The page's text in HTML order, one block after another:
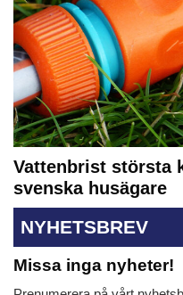
Vattenbrist största
svenska husägare
NYHETSBREV
Missa inga nyheter!